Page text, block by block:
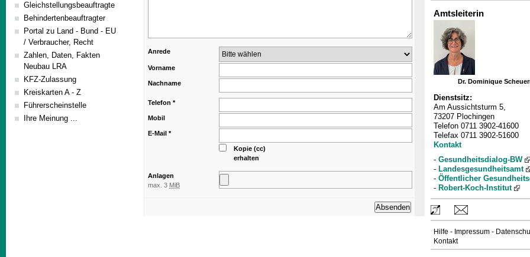
Gleichstellungsbeauftragte
Behindertenbeauftragter
Portal zu Land - Bund - EU
/ Verbraucher, Recht
Zahlen, Daten, Fakten
Neubau LRA
KFZ-Zulassung
Kreiskarten A - Z
Führerscheinstelle
Ihre Meinung ...
Amtsleiterin
Dr. Dominique
Dienstsitz:
Am Aussichtsturm 5,
73207 Plochingen
Telefon 0711 3902-41600
Telefax 0711 3902-51600
Kontakt
- Gesundheitsdialog-BW
- Landesgesundheitsamt
- Öffentlicher
- Robert-Koch-Institut
Hilfe - Impressum -
Kontakt
Anrede
Vorname
Nachname
Telefon *
Mobil
E-Mail *
Kopie (cc)
erhalten
Anlagen
max. 3 MiB